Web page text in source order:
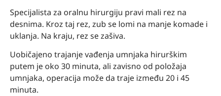
Specijalista za oralnu hirurgiju pravi mali rez na
desnima. Kroz taj rez, zub se lomi na manje komade i
uklanja. Na kraju, rez se zašiva.
Uobičajeno trajanje vađenja umnjaka hirurškim
putem je oko 30 minuta, ali zavisno od položaja
umnjaka, operacija može da traje između 20 i 45
minuta.